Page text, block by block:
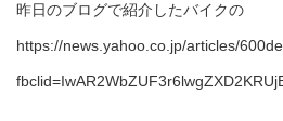
昨日のブログで紹介したバイクの
https://news.yahoo.co.jp/articles/